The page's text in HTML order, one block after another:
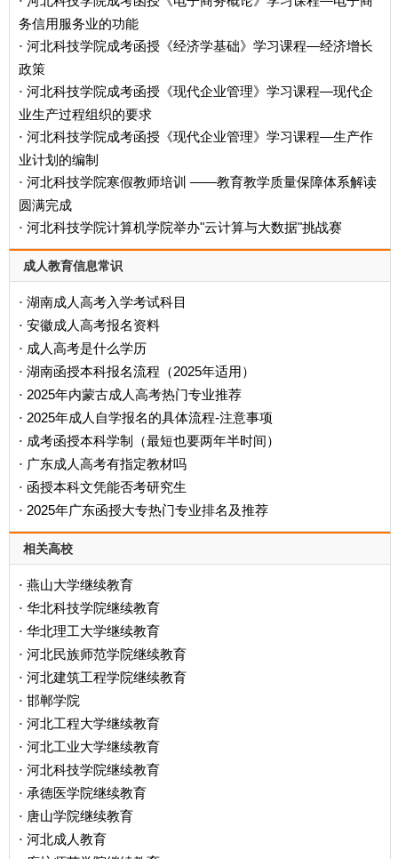
务信用服务业的功能
· 河北科技学院成考函授《经济学基础》学习课程—经济增长
政策
· 河北科技学院成考函授《现代企业管理》学习课程—现代企
业生产过程组织的要求
· 河北科技学院成考函授《现代企业管理》学习课程—生产作
业计划的编制
· 河北科技学院寒假教师培训 ——教育教学质量保障体系解读
圆满完成
· 河北科技学院计算机学院举办"云计算与大数据"挑战赛
成人教育信息常识
· 湖南成人高考入学考试科目
· 安徽成人高考报名资料
· 成人高考是什么学历
· ‌湖南函授本科报名流程（2025年适用）‌
· 2025年内蒙古成人高考热门专业推荐
· 2025年成人自学报名的具体流程-注意事项
· 成考函授本科学制（最短也要两年半时间）
· 广东成人高考有指定教材吗
· 函授本科文凭能否考研究生
· 2025年广东函授大专热门专业排名及推荐
相关高校
· 燕山大学继续教育
· 华北科技学院继续教育
· 华北理工大学继续教育
· 河北民族师范学院继续教育
· 河北建筑工程学院继续教育
· 邯郸学院
· 河北工程大学继续教育
· 河北工业大学继续教育
· 河北科技学院继续教育
· 承德医学院继续教育
· 唐山学院继续教育
· 河北成人教育